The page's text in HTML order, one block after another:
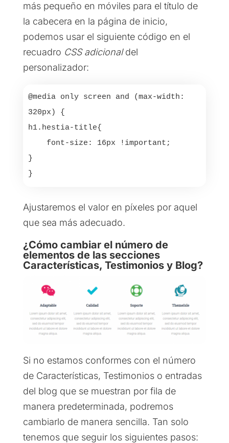
más pequeño en móviles para el título de
la cabecera en la página de inicio,
podemos usar el siguiente código en el
recuadro CSS adicionaldel
personalizador:
@media only screen and (max-width:
320px) {
h1.hestia-title{
}
}
Ajustaremos el valor en píxeles por aquel
que sea más adecuado.
¿Cómo cambiar el número de
elementos de las secciones
Características, Testimonios y Blog?
Si no estamos conformes con el número
de Características, Testimonios o entradas
del blog que se muestran por fila de
manera predeterminada, podremos
cambiarlo de manera sencilla. Tan solo
tenemos que seguir los siguientes pasos: